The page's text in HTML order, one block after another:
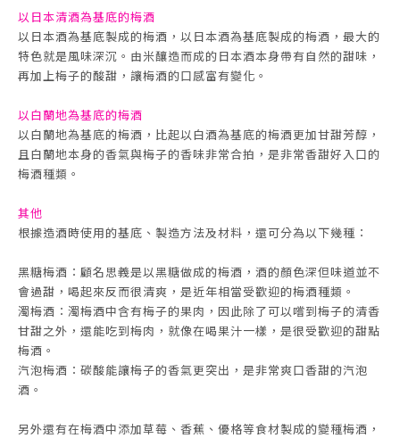
以日本清酒為基底的梅酒
以日本酒為基底製成的梅酒，以日本酒為基底製成的梅酒，最大的
特色就是風味深沉。由米釀造而成的日本酒本身帶有自然的甜味，
再加上梅子的酸甜，讓梅酒的口感富有變化。
以白蘭地為基底的梅酒
以白蘭地為基底的梅酒，比起以白酒為基底的梅酒更加甘甜芳醇，
且白蘭地本身的香氣與梅子的香味非常合拍，是非常香甜好入口的
梅酒種類。
其他
根據造酒時使用的基底、製造方法及材料，還可分為以下幾種：
黑糖梅酒：顧名思義是以黑糖做成的梅酒，酒的顏色深但味道並不
會過甜，喝起來反而很清爽，是近年相當受歡迎的梅酒種類。
濁梅酒：濁梅酒中含有梅子的果肉，因此除了可以嚐到梅子的清香
甘甜之外，還能吃到梅肉，就像在喝果汁一樣，是很受歡迎的甜點
梅酒。
汽泡梅酒：碳酸能讓梅子的香氣更突出，是非常爽口香甜的汽泡
酒。
另外還有在梅酒中添加草莓、香蕉、優格等食材製成的變種梅酒，